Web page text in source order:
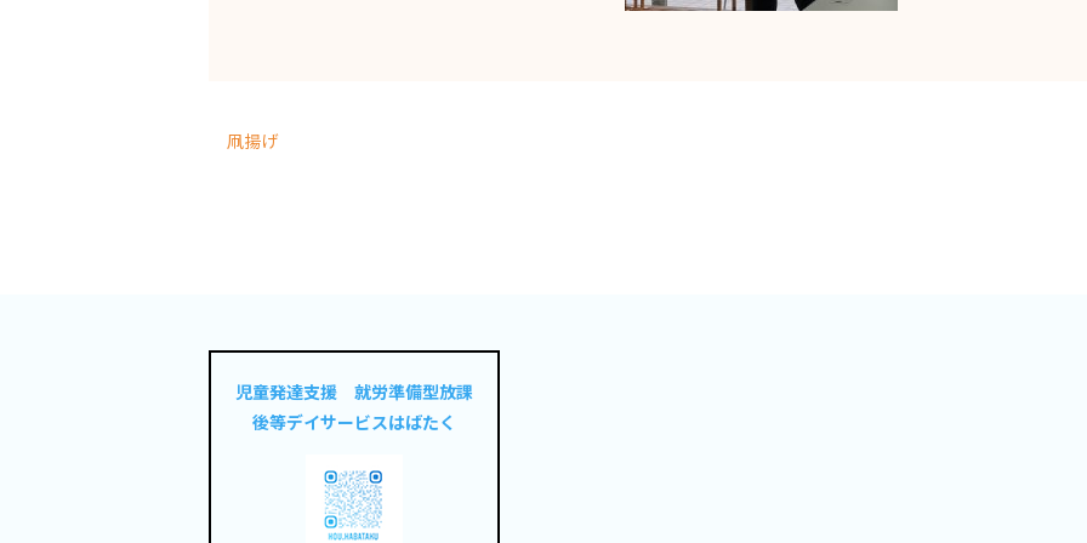
凧揚げ
児童発達支援 就労準備型放課
後等デイサービスはばたく